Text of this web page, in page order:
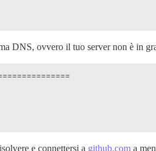
DNS, ovvero il tuo server non è in
e connettersi a github.com a